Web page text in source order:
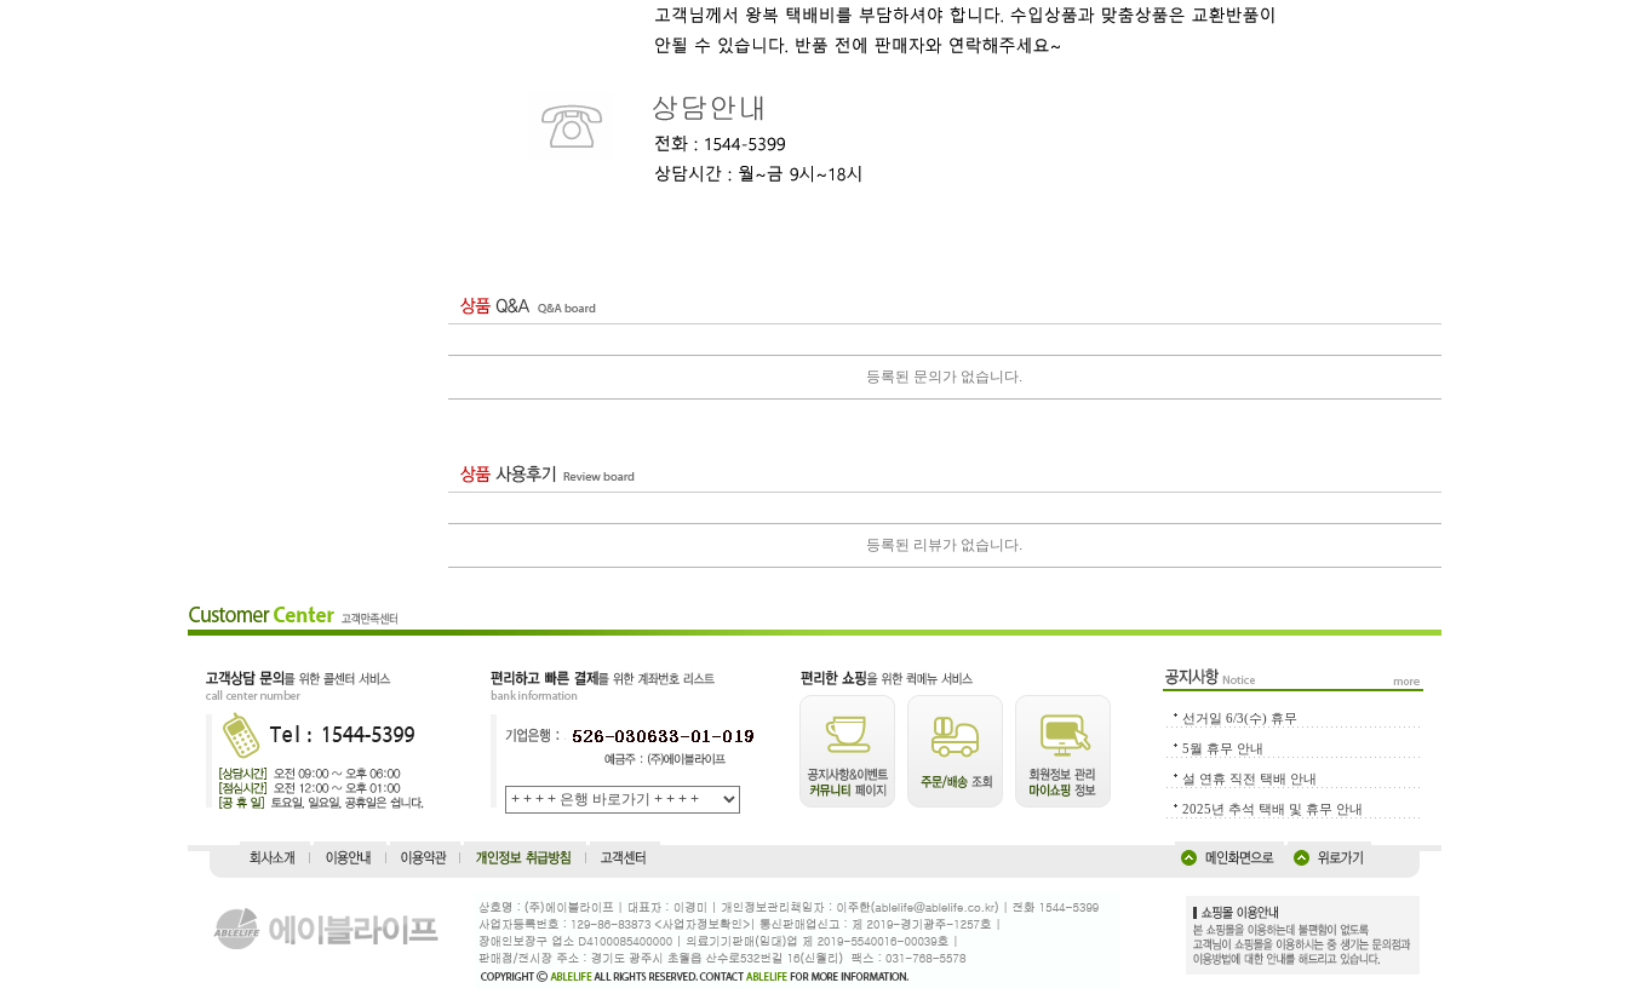
등록된 문의가 없습니다.
등록된 리뷰가 없습니다.
선거일 6/3(수) 휴무
5월 휴무 안내
설 연휴 직전 택배 안내
2025년 추석 택배 및 휴무 안내